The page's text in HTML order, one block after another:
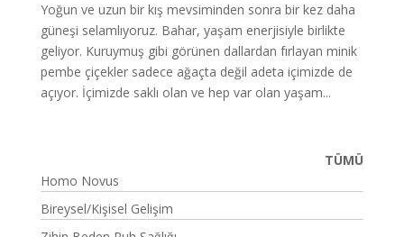
Yoğun ve uzun bir kış mevsiminden sonra bir kez daha
güneşi selamlıyoruz. Bahar, yaşam enerjisiyle birlikte
geliyor. Kuruymuş gibi görünen dallardan fırlayan minik
pembe çiçekler sadece ağaçta değil adeta içimizde de
açıyor. İçimizde saklı olan ve hep var olan yaşam...
TÜMÜ
Homo Novus
Bireysel/Kişisel Gelişim